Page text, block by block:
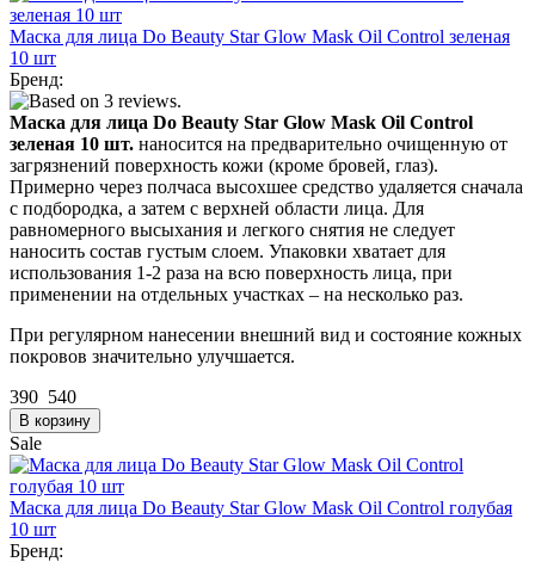
Маска для лица Do Beauty Star Glow Mask Oil Control зеленая
10 шт
Бренд:
Маска для лица Do Beauty Star Glow Mask Oil Control
зеленая 10 шт. наносится на предварительно очищенную от
загрязнений поверхность кожи (кроме бровей, глаз).
Примерно через полчаса высохшее средство удаляется сначала
с подбородка, а затем с верхней области лица. Для
равномерного высыхания и легкого снятия не следует
наносить состав густым слоем. Упаковки хватает для
использования 1-2 раза на всю поверхность лица, при
применении на отдельных участках – на несколько раз.
При регулярном нанесении внешний вид и состояние кожных
покровов значительно улучшается.
390 540
Sale
Маска для лица Do Beauty Star Glow Mask Oil Control голубая
10 шт
Бренд: